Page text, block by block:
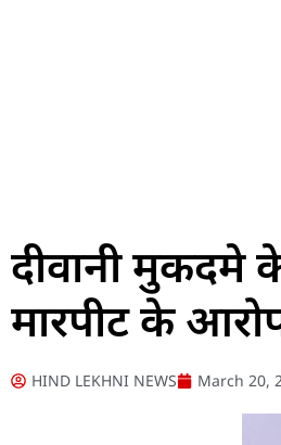
दीवानी मुकदमे
मारपीट के
HIND LEKHNI NEWS March 20,